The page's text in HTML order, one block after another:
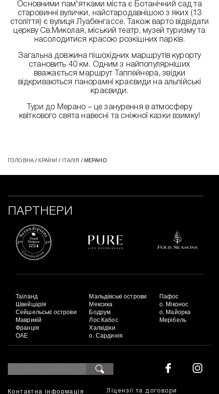
Основними пам'ятками міста є Ботанічний сад та
старовинні вулички, найстародавнішою з яких (13
століття) є вулиця Луабенгассе. Також варто відвідати
церкву Св.Миколая, міський театр, музей туризму та
насолодитися красою розкішних парків.
Загальна довжина пішохідних маршрутів курорту
становить 40 км. Одним з найпопулярніших
вважається маршрут Таппейнера, звідки
відкриваються панорамні краєвиди на альпійські
краєвиди.
Тури до Мерано – це занурення в атмосферу
квіткового свята навесні та сніжної казки взимку!
ГОЛОВНА/ КРАЇНИ / ІТАЛІЯ / МЕРАНО
ПАРТНЕРИ
Таїланд
Швейцарія
Сейшельські острови
Маврикій
Франція
ОАЕ
Мальдівські острови
Мексика
Бодрум
Лос Кабос
Халкідіки
о. Сардинія
Пафос
о. Міконос
о. Майорка
Мерібель
Контактна інформація Ліцензії та договори